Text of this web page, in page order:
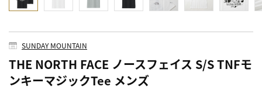
SUNDAY MOUNTAIN
THE NORTH FACE ノースフェイス S/S TNFモ
ンキーマジックTee メンズ